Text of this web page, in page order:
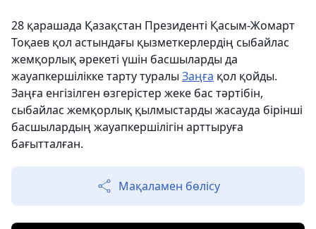
28 қарашада Қазақстан Президенті Қасым-Жомарт
Тоқаев қол астындағы қызметкерлердің сыбайлас
жемқорлық әрекеті үшін басшыларды да
жауапкершілікке тарту туралы Заңға қол қойды.
Заңға енгізілген өзгерістер жеке бас тәртібін,
сыбайлас жемқорлық қылмыстарды жасауда бірінші
басшылардың жауапкершілігін арттыруға
бағытталған.
Мақаламен бөлісу